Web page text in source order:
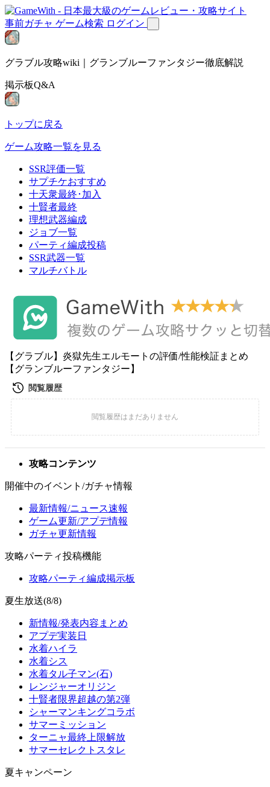
事前ガチャ ゲーム検索 ログイン
グラブル攻略wiki｜グランブルーファンタジー徹底解説
掲示板Q&A
トップに戻る
ゲーム攻略一覧を見る
SSR評価一覧
サプチケおすすめ
十天衆最終･加入
十賢者最終
理想武器編成
ジョブ一覧
パーティ編成投稿
SSR武器一覧
マルチバトル
【グラブル】炎獄先生エルモートの評価/性能検証まとめ
【グランブルーファンタジー】
攻略コンテンツ
開催中のイベント/ガチャ情報
最新情報/ニュース速報
ゲーム更新/アプデ情報
ガチャ更新情報
攻略パーティ投稿機能
攻略パーティ編成掲示板
夏生放送(8/8)
新情報/発表内容まとめ
アプデ実装日
水着ハイラ
水着シス
水着タル子マン(石)
レンジャーオリジン
十賢者限界超越の第2弾
シャーマンキングコラボ
サマーミッション
ターニャ最終上限解放
サマーセレクトスタレ
夏キャンペーン